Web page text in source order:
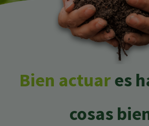
Bien actuares
cosas